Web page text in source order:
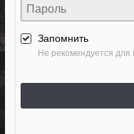
Запомнить
Не рекомендуется